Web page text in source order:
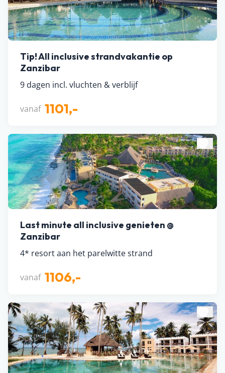
Tip! All inclusive strandvakantie op
Zanzibar
9 dagen incl. vluchten & verblijf
vanaf 1101,-
Last minute all inclusive genieten @
Zanzibar
4* resort aan het parelwitte strand
vanaf 1106,-